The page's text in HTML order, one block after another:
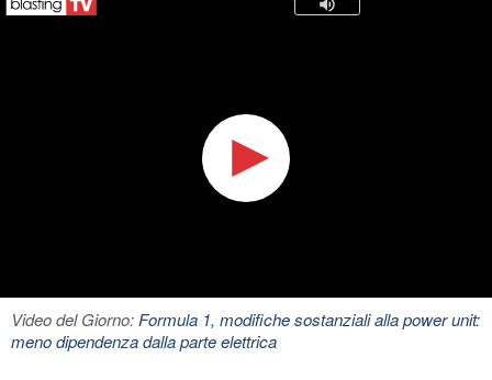
Video del Giorno:Formula 1, modifiche sostanziali alla power unit:
meno dipendenza dalla parte elettrica